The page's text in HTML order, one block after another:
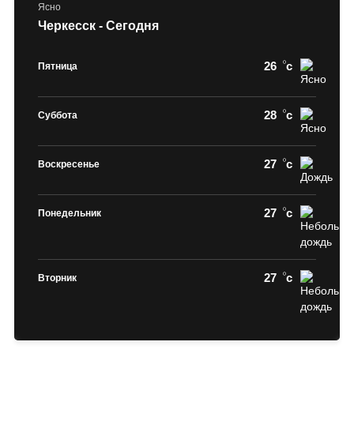
Ясно
Черкесск - Сегодня
Пятница 26 c
Суббота 28 c
Воскресенье 27 c
Понедельник 27 c
Вторник 27 c